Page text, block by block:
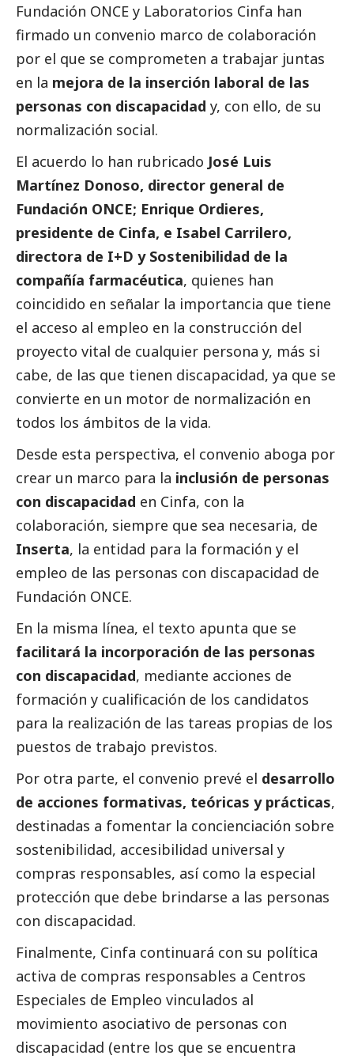
Fundación ONCE y Laboratorios Cinfa han
firmado un convenio marco de colaboración
por el que se comprometen a trabajar juntas
en la mejora de la inserción laboral de las
personas con discapacidad y, con ello, de su
normalización social.
El acuerdo lo han rubricado José Luis
Martínez Donoso, director general de
Fundación ONCE; Enrique Ordieres,
presidente de Cinfa, e Isabel Carrilero,
directora de I+D y Sostenibilidad de la
compañía farmacéutica, quienes han
coincidido en señalar la importancia que tiene
el acceso al empleo en la construcción del
proyecto vital de cualquier persona y, más si
cabe, de las que tienen discapacidad, ya que se
convierte en un motor de normalización en
todos los ámbitos de la vida.
Desde esta perspectiva, el convenio aboga por
crear un marco para la inclusión de personas
con discapacidad en Cinfa, con la
colaboración, siempre que sea necesaria, de
Inserta, la entidad para la formación y el
empleo de las personas con discapacidad de
Fundación ONCE.
En la misma línea, el texto apunta que se
facilitará la incorporación de las personas
con discapacidad, mediante acciones de
formación y cualificación de los candidatos
para la realización de las tareas propias de los
puestos de trabajo previstos.
Por otra parte, el convenio prevé el desarrollo
de acciones formativas, teóricas y prácticas,
destinadas a fomentar la concienciación sobre
sostenibilidad, accesibilidad universal y
compras responsables, así como la especial
protección que debe brindarse a las personas
con discapacidad.
Finalmente, Cinfa continuará con su política
activa de compras responsables a Centros
Especiales de Empleo vinculados al
movimiento asociativo de personas con
discapacidad (entre los que se encuentra